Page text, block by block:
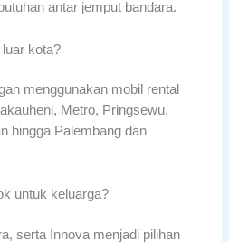
antar jemput bandara.
kota?
menggunakan mobil rental
Metro, Pringsewu,
hingga Palembang dan
untuk keluarga?
serta Innova menjadi pilihan